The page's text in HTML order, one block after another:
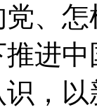
、
进
，